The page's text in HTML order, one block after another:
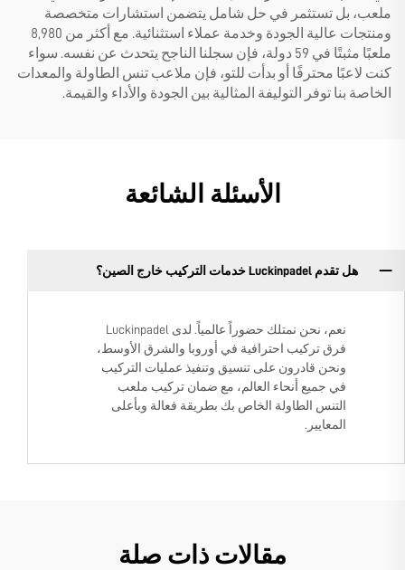
ملعب، بل تستثمر في حل شامل يتضمن استشارات متخصصة
ومنتجات عالية الجودة وخدمة عملاء استثنائية. مع أكثر من 8,980
ملعبًا مثبتًا في 59 دولة، فإن سجلنا الناجح يتحدث عن نفسه. سواء
كنت لاعبًا محترفًا أو بدأت للتو، فإن ملاعب تنس الطاولة والمعدات
الخاصة بنا توفر التوليفة المثالية بين الجودة والأداء والقيمة.
الأسئلة الشائعة
هل تقدم Luckinpadel خدمات التركيب خارج الصين؟
نعم، نحن نمتلك حضوراً عالمياً. لدى Luckinpadel
فرق تركيب احترافية في أوروبا والشرق الأوسط،
ونحن قادرون على تنسيق وتنفيذ عمليات التركيب
في جميع أنحاء العالم، مع ضمان تركيب ملعب
التنس الطاولة الخاص بك بطريقة فعالة وبأعلى
المعايير.
مقالات ذات صلة